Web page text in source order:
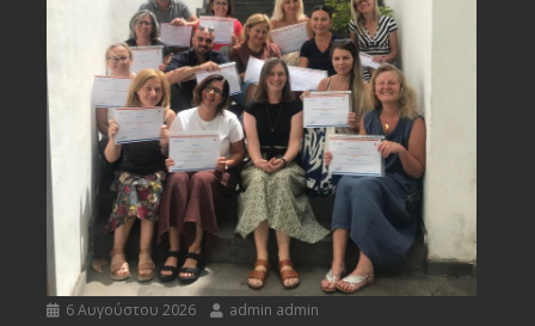
6 Αυγούστου 2026 admin admin